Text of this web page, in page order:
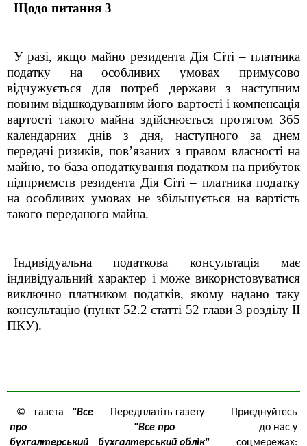
Щодо питання 3
Уразі, якщо майно резидента Дія Сіті – платника
податку на особливих умовах примусово
відчужується для потреб держави з наступним
повним відшкодуванням його вартості ікомпенсація
вартості такого майна здійснюється протягом 365
календарних днів з дня, наступного за днем
передачі ризиків, пов’язаних з правом власності на
майно,то база оподаткуванняподатком на прибуток
підприємстврезидента Дія Сіті – платника податку
на особливих умовах не збільшується на вартість
такого переданого майна.
Індивідуальна податкова консультація має
індивідуальний характер і може використовуватися
виключно платником податків, якому надано таку
консультацію (пункт 52.2 статті 52 глави 3 розділу ІІ
ПКУ).
© газета "Все
про
бухгалтерський
Передплатіть газету
"Все про
бухгалтерський облік"
Приєднуйтесь
до нас у
соцмережах: